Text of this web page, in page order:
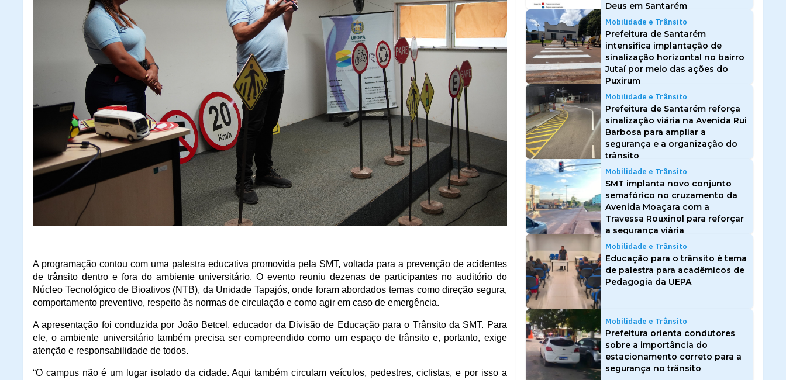
A programação contou com uma palestra educativa promovida pela SMT, voltada para a prevenção de acidentes
de trânsito dentro e fora do ambiente universitário. O evento reuniu dezenas de participantes no auditório do
Núcleo Tecnológico de Bioativos (NTB), da Unidade Tapajós, onde foram abordados temas como direção segura,
comportamento preventivo, respeito às normas de circulação e como agir em caso de emergência.
A apresentação foi conduzida por João Betcel, educador da Divisão de Educação para o Trânsito da SMT. Para
ele, o ambiente universitário também precisa ser compreendido como um espaço de trânsito e, portanto, exige
atenção e responsabilidade de todos.
“O campus não é um lugar isolado da cidade. Aqui também circulam veículos, pedestres, ciclistas, e por isso a
Deus em Santarém
Mobilidade e Trânsito
Prefeitura de Santarém
intensifica implantação de
sinalização horizontal no bairro
Jutaí por meio das ações do
Puxirum
Mobilidade e Trânsito
Prefeitura de Santarém reforça
sinalização viária na Avenida Rui
Barbosa para ampliar a
segurança e a organização do
trânsito
Mobilidade e Trânsito
SMT implanta novo conjunto
semafórico no cruzamento da
Avenida Moaçara com a
Travessa Rouxinol para reforçar
a segurança viária
Mobilidade e Trânsito
Educação para o trânsito é tema
de palestra para acadêmicos de
Pedagogia da UEPA
Mobilidade e Trânsito
Prefeitura orienta condutores
sobre a importância do
estacionamento correto para a
segurança no trânsito